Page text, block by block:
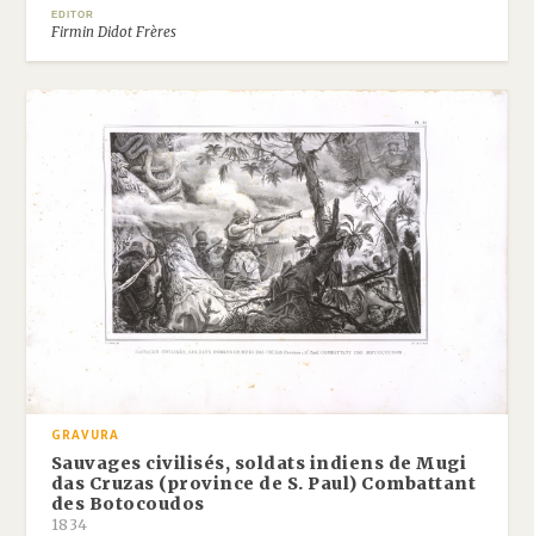
EDITOR
Firmin Didot Frères
GRAVURA
Sauvages civilisés, soldats indiens de Mugi
das Cruzas (province de S. Paul) Combattant
des Botocoudos
1834